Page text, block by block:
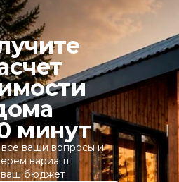
минут
ваши вопросы и
вариант
бюджет